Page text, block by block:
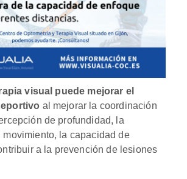
visual puede mejorar el
al mejorar la coordinación
de profundidad, la
movimiento, la capacidad de
a la prevención de lesiones